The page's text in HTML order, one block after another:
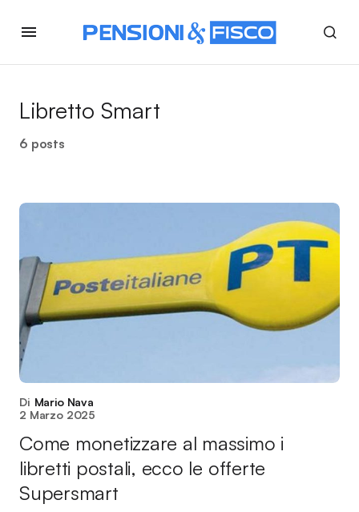
Libretto Smart
6 posts
Di Mario Nava
2 Marzo 2025
Come monetizzare al massimo i
libretti postali, ecco le offerte
Supersmart